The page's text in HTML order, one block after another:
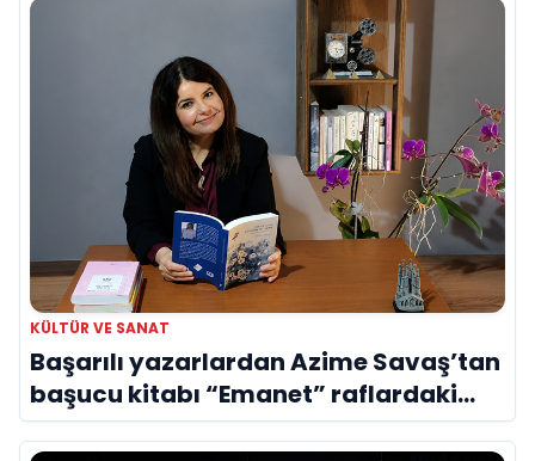
KÜLTÜR VE SANAT
Başarılı yazarlardan Azime Savaş’tan
başucu kitabı “Emanet” raflardaki
yerini aldı